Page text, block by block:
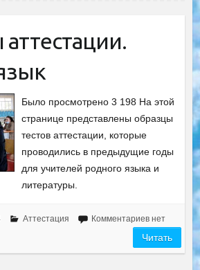
Было просмотрено 3 198 На этой
странице представлены образцы
тестов аттестации, которые
проводились в предыдущие годы
для учителей родного языка и
литературы.
Аттестация Комментариев нет
Читать